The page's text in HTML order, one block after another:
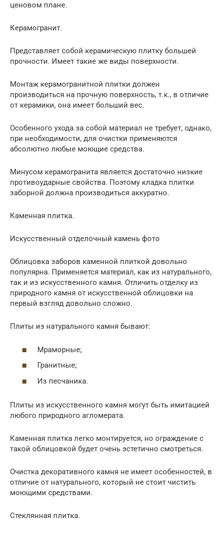
ценовом плане.
Керамогранит.
Представляет собой керамическую плитку большей
прочности. Имеет такие же виды поверхности.
Монтаж керамогранитной плитки должен
производиться на прочную поверхность, т.к., в отличие
от керамики, она имеет больший вес.
Особенного ухода за собой материал не требует, однако,
при необходимости, для очистки применяются
абсолютно любые моющие средства.
Минусом керамогранита является достаточно низкие
противоударные свойства. Поэтому кладка плитки
заборной должна производиться аккуратно.
Каменная плитка.
Искусственный отделочный камень фото
Облицовка заборов каменной плиткой довольно
популярна. Применяется материал, как из натурального,
так и из искусственного камня. Отличить отделку из
природного камня от искусственной облицовки на
первый взгляд довольно сложно.
Плиты из натурального камня бывают:
Мраморные;
Гранитные;
Из песчаника.
Плиты из искусственного камня могут быть имитацией
любого природного агломерата.
Каменная плитка легко монтируется, но ограждение с
такой облицовкой будет очень эстетично смотреться.
Очистка декоративного камня не имеет особенностей, в
отличие от натурального, который не стоит чистить
моющими средствами.
Стеклянная плитка.